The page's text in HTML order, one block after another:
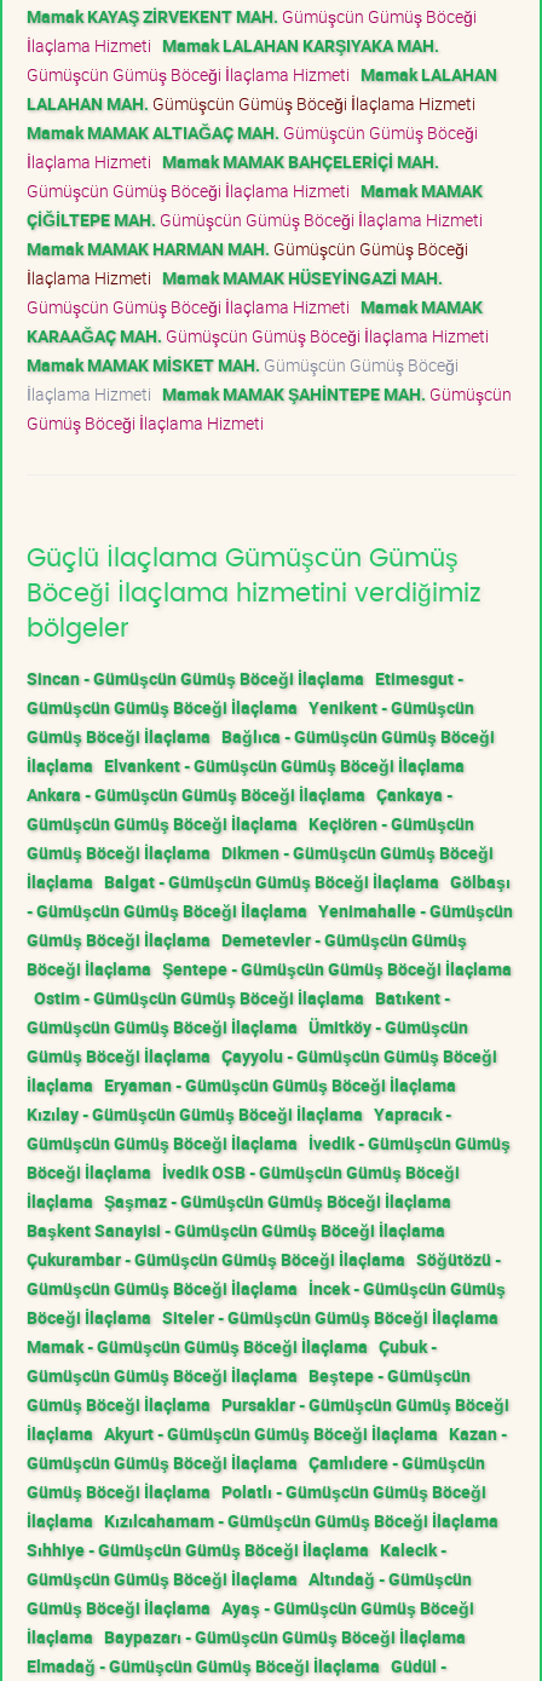
Mamak KAYAŞ ZİRVEKENT MAH. Gümüşcün Gümüş Böceği
İlaçlama Hizmeti Mamak LALAHAN KARŞIYAKA MAH.
Gümüşcün Gümüş Böceği İlaçlama Hizmeti Mamak LALAHAN
LALAHAN MAH. Gümüşcün Gümüş Böceği İlaçlama Hizmeti
Mamak MAMAK ALTIAĞAÇ MAH. Gümüşcün Gümüş Böceği
İlaçlama Hizmeti Mamak MAMAK BAHÇELERİÇİ MAH.
Gümüşcün Gümüş Böceği İlaçlama Hizmeti Mamak MAMAK
ÇİĞİLTEPE MAH. Gümüşcün Gümüş Böceği İlaçlama Hizmeti
Mamak MAMAK HARMAN MAH. Gümüşcün Gümüş Böceği
İlaçlama Hizmeti Mamak MAMAK HÜSEYİNGAZİ MAH.
Gümüşcün Gümüş Böceği İlaçlama Hizmeti Mamak MAMAK
KARAAĞAÇ MAH. Gümüşcün Gümüş Böceği İlaçlama Hizmeti
Mamak MAMAK MİSKET MAH. Gümüşcün Gümüş Böceği
İlaçlama Hizmeti Mamak MAMAK ŞAHİNTEPE MAH. Gümüşcün
Gümüş Böceği İlaçlama Hizmeti
Güçlü İlaçlama Gümüşcün Gümüş
Böceği İlaçlama hizmetini verdiğimiz
bölgeler
Sincan - Gümüşcün Gümüş Böceği İlaçlama Etimesgut -
Gümüşcün Gümüş Böceği İlaçlama Yenikent - Gümüşcün
Gümüş Böceği İlaçlama Bağlıca - Gümüşcün Gümüş Böceği
İlaçlama Elvankent - Gümüşcün Gümüş Böceği İlaçlama
Ankara - Gümüşcün Gümüş Böceği İlaçlama Çankaya -
Gümüşcün Gümüş Böceği İlaçlama Keçiören - Gümüşcün
Gümüş Böceği İlaçlama Dikmen - Gümüşcün Gümüş Böceği
İlaçlama Balgat - Gümüşcün Gümüş Böceği İlaçlama Gölbaşı
- Gümüşcün Gümüş Böceği İlaçlama Yenimahalle - Gümüşcün
Gümüş Böceği İlaçlama Demetevler - Gümüşcün Gümüş
Böceği İlaçlama Şentepe - Gümüşcün Gümüş Böceği İlaçlama
Ostim - Gümüşcün Gümüş Böceği İlaçlama Batıkent -
Gümüşcün Gümüş Böceği İlaçlama Ümitköy - Gümüşcün
Gümüş Böceği İlaçlama Çayyolu - Gümüşcün Gümüş Böceği
İlaçlama Eryaman - Gümüşcün Gümüş Böceği İlaçlama
Kızılay - Gümüşcün Gümüş Böceği İlaçlama Yapracık -
Gümüşcün Gümüş Böceği İlaçlama İvedik - Gümüşcün Gümüş
Böceği İlaçlama İvedik OSB - Gümüşcün Gümüş Böceği
İlaçlama Şaşmaz - Gümüşcün Gümüş Böceği İlaçlama
Başkent Sanayisi - Gümüşcün Gümüş Böceği İlaçlama
Çukurambar - Gümüşcün Gümüş Böceği İlaçlama Söğütözü -
Gümüşcün Gümüş Böceği İlaçlama İncek - Gümüşcün Gümüş
Böceği İlaçlama Siteler - Gümüşcün Gümüş Böceği İlaçlama
Mamak - Gümüşcün Gümüş Böceği İlaçlama Çubuk -
Gümüşcün Gümüş Böceği İlaçlama Beştepe - Gümüşcün
Gümüş Böceği İlaçlama Pursaklar - Gümüşcün Gümüş Böceği
İlaçlama Akyurt - Gümüşcün Gümüş Böceği İlaçlama Kazan -
Gümüşcün Gümüş Böceği İlaçlama Çamlıdere - Gümüşcün
Gümüş Böceği İlaçlama Polatlı - Gümüşcün Gümüş Böceği
İlaçlama Kızılcahamam - Gümüşcün Gümüş Böceği İlaçlama
Sıhhiye - Gümüşcün Gümüş Böceği İlaçlama Kalecik -
Gümüşcün Gümüş Böceği İlaçlama Altındağ - Gümüşcün
Gümüş Böceği İlaçlama Ayaş - Gümüşcün Gümüş Böceği
İlaçlama Baypazarı - Gümüşcün Gümüş Böceği İlaçlama
Elmadağ - Gümüşcün Gümüş Böceği İlaçlama Güdül -